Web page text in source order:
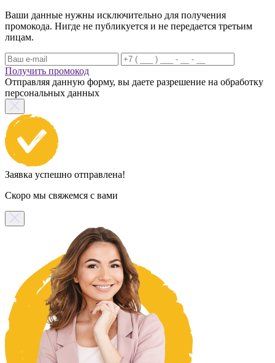
Ваши данные нужны исключительно для получения
промокода. Нигде не публикуется и не передается третьим
лицам.
Получить промокод
Отправляя данную форму, вы даете разрешение на обработку
персональных данных
Заявка успешно отправлена!
Скоро мы свяжемся с вами